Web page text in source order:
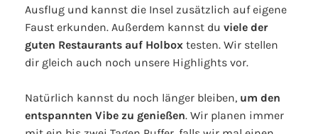
Ausflug und kannst die Insel zusätzlich auf eigene
Faust erkunden. Außerdem kannst du viele der
guten Restaurants auf Holbox testen. Wir stellen
dir gleich auch noch unsere Highlights vor.
Natürlich kannst du noch länger bleiben, um den
entspannten Vibe zu genießen. Wir planen immer